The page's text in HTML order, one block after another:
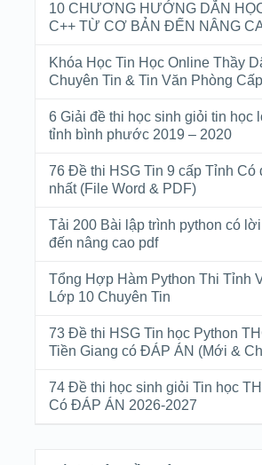
10 CHƯƠNG HƯỚNG DẪN
C++ TỪ CƠ BẢN ĐẾN NÂNG
Khóa Học Tin Học Online Thầy
Chuyên Tin & Tin Văn Phòng
6 Giải đề thi học sinh giỏi tin học
tỉnh bình phước 2019 – 2020
76 Đề thi HSG Tin 9 cấp Tỉnh Có
nhất (File Word & PDF)
Tải 200 Bài lập trình python có
đến nâng cao pdf
Tổng Hợp Hàm Python Thi Tỉnh
Lớp 10 Chuyên Tin
73 Đề thi HSG Tin học Python
Tiền Giang có ĐÁP ÁN (Mới &
74 Đề thi học sinh giỏi Tin học
Có ĐÁP ÁN 2026-2027